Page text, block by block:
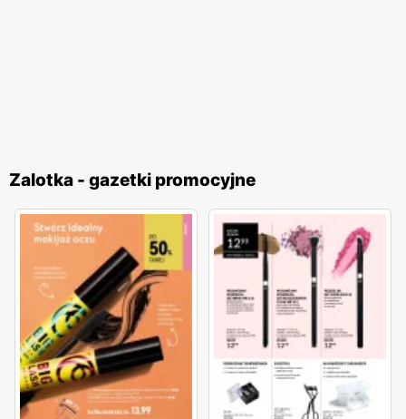
Zalotka - gazetki promocyjne